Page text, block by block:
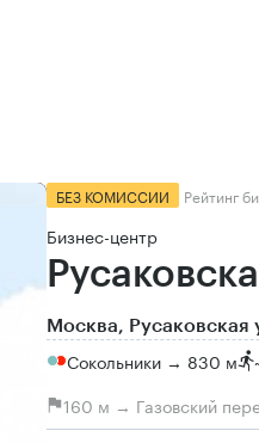
БЕЗ КОМИССИИ Рейтинг
Бизнес-центр
Москва, Русаковская
Сокольники → 830 м
160 м → Газовский